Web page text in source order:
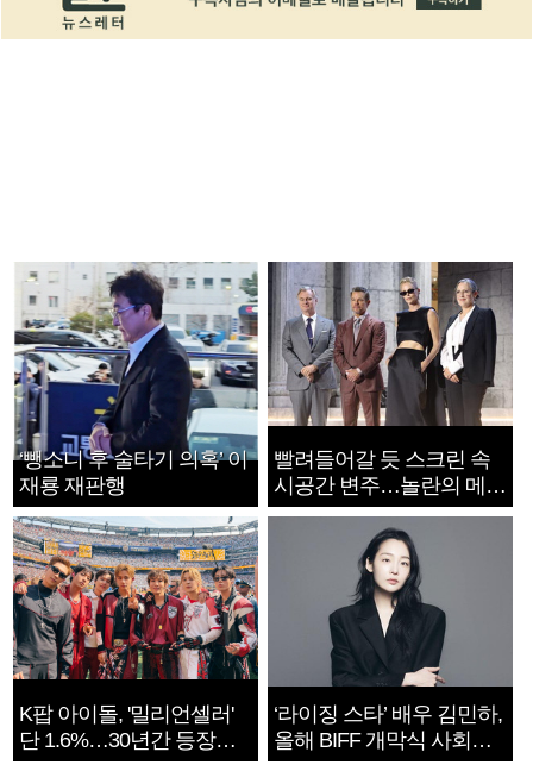
‘뺑소니 후 술타기 의혹’ 이
재룡 재판행
빨려들어갈 듯 스크린 속
시공간 변주…놀란의 메시
지는 ‘전쟁 속죄’
K팝 아이돌, '밀리언셀러'
단 1.6%…30년간 등장
‘라이징 스타’ 배우 김민하,
올해 BIFF 개막식 사회자